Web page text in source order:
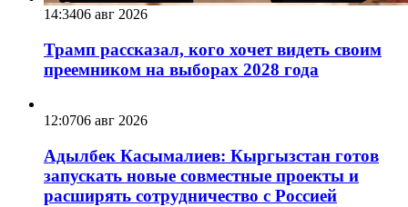
14:3406 авг 2026
Трамп рассказал, кого хочет видеть своим
преемником на выборах 2028 года
12:0706 авг 2026
Адылбек Касымалиев: Кыргызстан готов
запускать новые совместные проекты и
расширять сотрудничество с Россией